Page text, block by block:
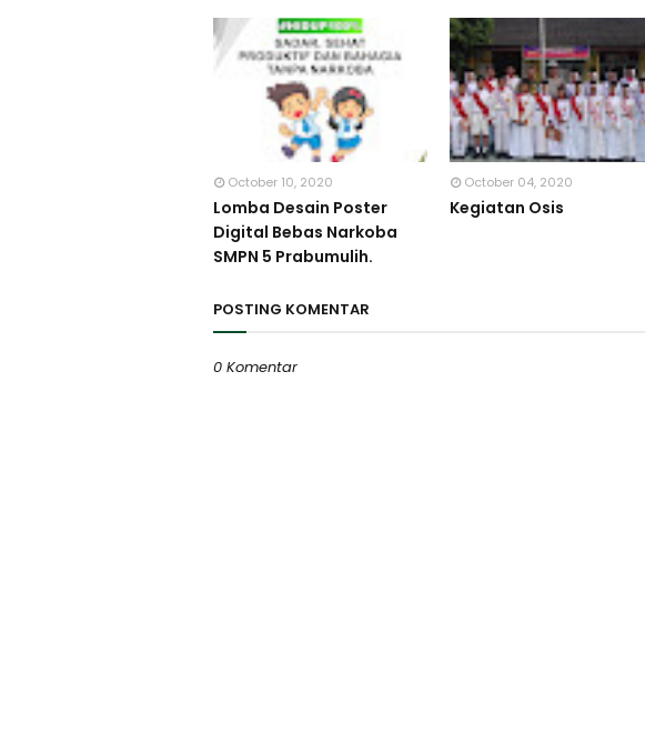
October 10, 2020
Lomba Desain Poster
Digital Bebas Narkoba
SMPN 5 Prabumulih.
October 04, 2020
Kegiatan Osis
POSTING KOMENTAR
0 Komentar